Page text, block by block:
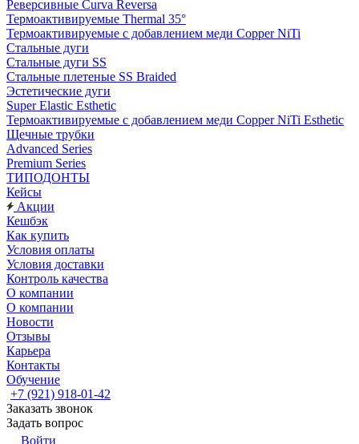
Реверсивные Curva Reversa
Термоактивируемые Thermal 35°
Термоактивируемые с добавлением меди Copper NiTi
Стальные дуги
Стальные дуги SS
Стальные плетеные SS Braided
Эстетические дуги
Super Elastic Esthetic
Термоактивируемые с добавлением меди Copper NiTi Esthetic
Щечные трубки
Advanced Series
Premium Series
ТИПОДОНТЫ
Кейсы
Акции
Кешбэк
Как купить
Условия оплаты
Условия доставки
Контроль качества
О компании
О компании
Новости
Отзывы
Карьера
Контакты
Обучение
+7 (921) 918-01-42
Заказать звонок
Задать вопрос
Войти